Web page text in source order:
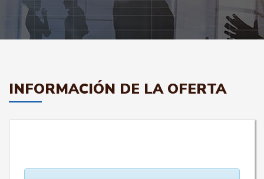
INFORMACIÓN DE LA OFERTA